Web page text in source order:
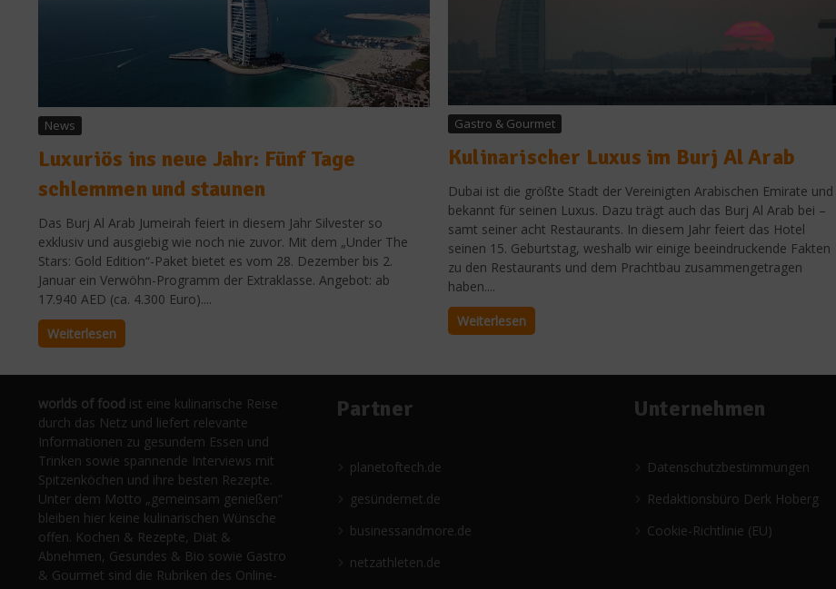
News
Luxuriös ins neue Jahr: Fünf Tage
schlemmen und staunen
Das Burj Al Arab Jumeirah feiert in diesem Jahr Silvester so
exklusiv und ausgiebig wie noch nie zuvor. Mit dem „Under The
Stars: Gold Edition“-Paket bietet es vom 28. Dezember bis 2.
Januar ein Verwöhn-Programm der Extraklasse. Angebot: ab
17.940 AED (ca. 4.300 Euro)....
Weiterlesen
Gastro & Gourmet
Kulinarischer Luxus im Burj Al Arab
Dubai ist die größte Stadt der Vereinigten Arabischen Emirate und
bekannt für seinen Luxus. Dazu trägt auch das Burj Al Arab bei –
samt seiner acht Restaurants. In diesem Jahr feiert das Hotel
seinen 15. Geburtstag, weshalb wir einige beeindruckende Fakten
zu den Restaurants und dem Prachtbau zusammengetragen
haben....
Weiterlesen
worlds of food ist eine kulinarische Reise
durch das Netz und liefert relevante
Informationen zu gesundem Essen und
Trinken sowie spannende Interviews mit
Spitzenköchen und ihre besten Rezepte.
Unter dem Motto „gemeinsam genießen“
bleiben hier keine kulinarischen Wünsche
offen. Kochen & Rezepte, Diät &
Abnehmen, Gesundes & Bio sowie Gastro
& Gourmet sind die Rubriken des Online-
Partner
planetoftech.de
gesündernet.de
businessandmore.de
netzathleten.de
Unternehmen
Datenschutzbestimmungen
Redaktionsbüro Derk Hoberg
Cookie-Richtlinie (EU)